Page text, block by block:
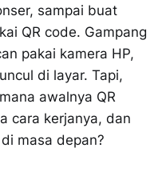
sampai buat
QR code. Gampang
pakai kamera HP,
di layar. Tapi,
awalnya QR
cara kerjanya, dan
masa depan?